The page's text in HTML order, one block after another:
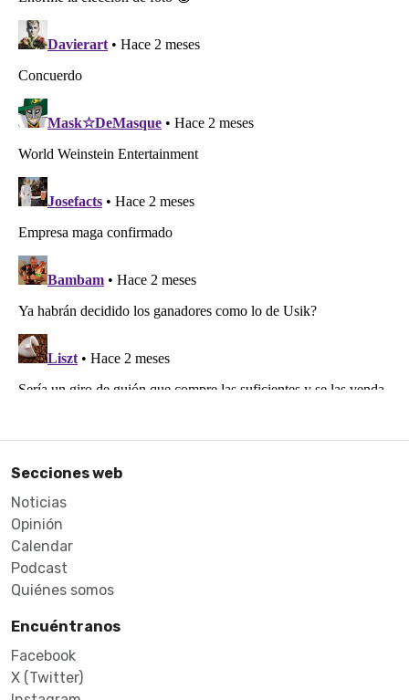
Secciones web
Noticias
Opinión
Calendar
Podcast
Quiénes somos
Encuéntranos
Facebook
X (Twitter)